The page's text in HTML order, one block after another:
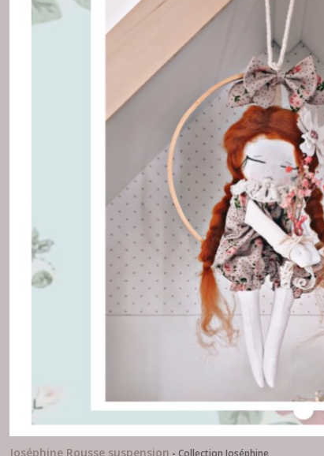
Joséphine Rousse suspension